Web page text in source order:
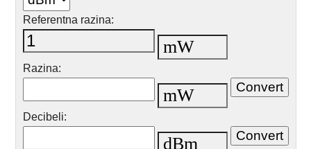
Referentna razina:
Razina:
Decibeli: